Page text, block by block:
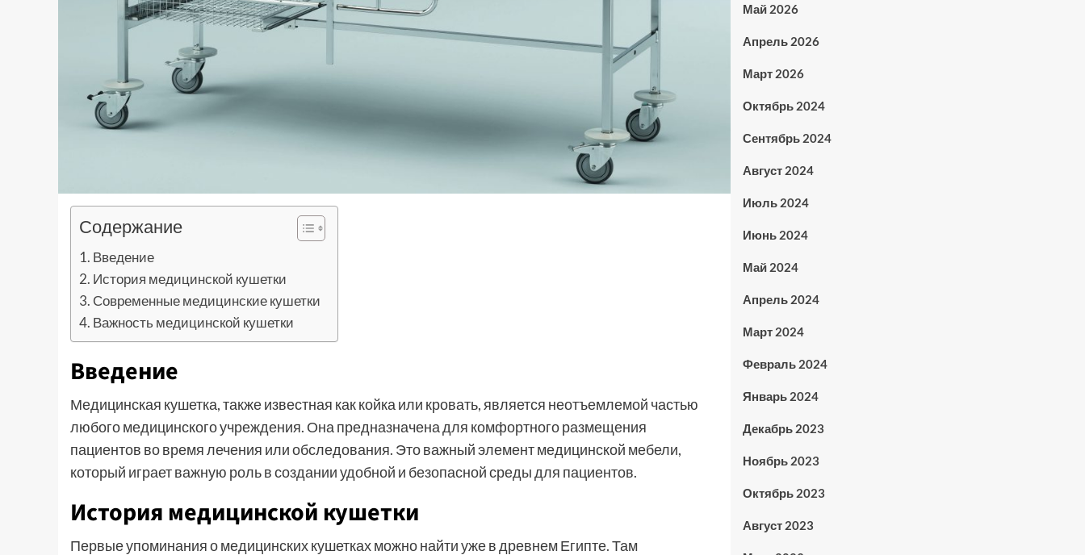
Содержание
Введение
История медицинской кушетки
Современные медицинские кушетки
Важность медицинской кушетки
Введение
Медицинская кушетка, также известная как койка или кровать, является неотъемлемой частью
любого медицинского учреждения. Она предназначена для комфортного размещения
пациентов во время лечения или обследования. Это важный элемент медицинской мебели,
который играет важную роль в создании удобной и безопасной среды для пациентов.
История медицинской кушетки
Первые упоминания о медицинских кушетках можно найти уже в древнем Египте. Там
Май 2026
Апрель 2026
Март 2026
Октябрь 2024
Сентябрь 2024
Август 2024
Июль 2024
Июнь 2024
Май 2024
Апрель 2024
Март 2024
Февраль 2024
Январь 2024
Декабрь 2023
Ноябрь 2023
Октябрь 2023
Август 2023